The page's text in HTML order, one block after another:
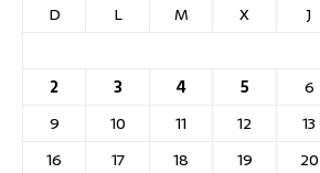
D
L M X J
2
3 4 5 6
9
10 11 12 13
16
17 18 19 20